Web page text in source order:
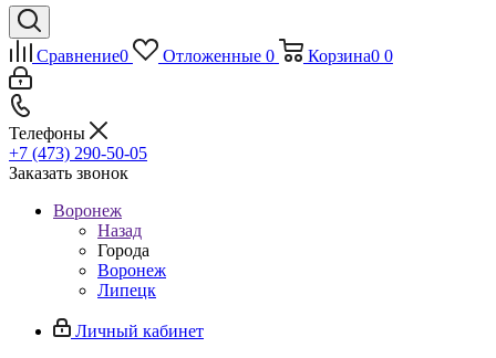
Сравнение0 Отложенные 0 Корзина0 0
Телефоны
+7 (473) 290-50-05
Заказать звонок
Воронеж
Назад
Города
Воронеж
Липецк
Личный кабинет